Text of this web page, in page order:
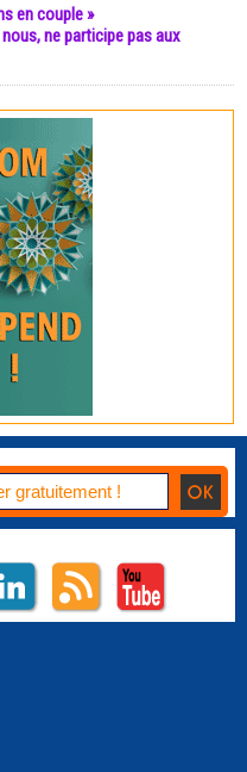
en couple »
ne participe pas aux